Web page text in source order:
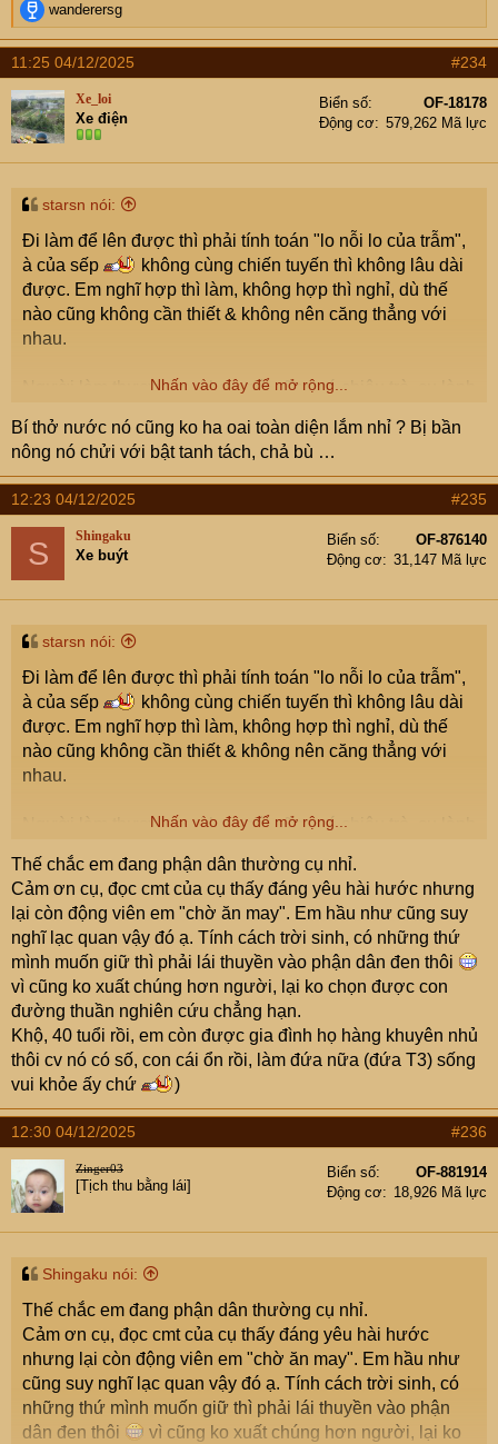
R
e
a
c
t
i
o
n
s
wanderersg
11:25 04/12/2025 #234
Xe_loi
Xe điện
Biển số
OF-18178
Động cơ
579,262 Mã lực
starsn nói:
Đi làm để lên được thì phải tính toán "lo nỗi lo của trẫm",
à của sếp
không cùng chiến tuyến thì không lâu dài
được. Em nghĩ hợp thì làm, không hợp thì nghỉ, dù thế
nào cũng không cần thiết & không nên căng thẳng với
nhau.
Người làm thương mại bao giờ cũng có chiêu trò, cụ lành
cả người lanh lợi lẫn người cần cù, chắc là lúc đó họ vẫn
cần cụ ở vai trò cần cù.
Chúc cụ sớm tìm được nơi để tài năng nở hoa nhé, nhiều
khi cũng phải ăn may nữa. Bạn bè em các tài năng thật
thà đông lắm, giống em
em chưa học khôn xong nên
cũng đợi dịp may dài cổ ý
Mark Zuckerberg, Jeff Bezos gặp Trump cũng ngoan như
vì Trump nào có biết mình là đứa nào
Nhấn vào đây để mở rộng...
Bí thở nước nó cũng ko ha oai toàn diện lắm nhỉ ? Bị bần
nông nó chửi với bật tanh tách, chả bù …
12:23 04/12/2025 #235
S Shingaku
Xe buýt
Biển số
OF-876140
Động cơ
31,147 Mã lực
starsn nói:
Đi làm để lên được thì phải tính toán "lo nỗi lo của trẫm",
à của sếp
không cùng chiến tuyến thì không lâu dài
được. Em nghĩ hợp thì làm, không hợp thì nghỉ, dù thế
nào cũng không cần thiết & không nên căng thẳng với
nhau.
Người làm thương mại bao giờ cũng có chiêu trò, cụ lành
cả người lanh lợi lẫn người cần cù, chắc là lúc đó họ vẫn
cần cụ ở vai trò cần cù.
Chúc cụ sớm tìm được nơi để tài năng nở hoa nhé, nhiều
khi cũng phải ăn may nữa. Bạn bè em các tài năng thật
thà đông lắm, giống em
em chưa học khôn xong nên
cũng đợi dịp may dài cổ ý
Mark Zuckerberg, Jeff Bezos gặp Trump cũng ngoan như
cún đừng nói cỡ thường dân. À thường dân lại không sợ
vì Trump nào có biết mình là đứa nào
Nhấn vào đây để mở rộng...
Thế chắc em đang phận dân thường cụ nhỉ.
Cảm ơn cụ, đọc cmt của cụ thấy đáng yêu hài hước nhưng
lại còn động viên em "chờ ăn may". Em hầu như cũng suy
nghĩ lạc quan vậy đó ạ. Tính cách trời sinh, có những thứ
mình muốn giữ thì phải lái thuyền vào phận dân đen thôi
vì cũng ko xuất chúng hơn người, lại ko chọn được con
đường thuần nghiên cứu chẳng hạn.
Khộ, 40 tuổi rồi, em còn được gia đình họ hàng khuyên nhủ
thôi cv nó có số, con cái ổn rồi, làm đứa nữa (đứa T3) sống
vui khỏe ấy chứ
)
12:30 04/12/2025 #236
Zinger03
[Tịch thu bằng lái]
Biển số
OF-881914
Động cơ
18,926 Mã lực
Shingaku nói:
Thế chắc em đang phận dân thường cụ nhỉ.
Cảm ơn cụ, đọc cmt của cụ thấy đáng yêu hài hước
nhưng lại còn động viên em "chờ ăn may". Em hầu như
cũng suy nghĩ lạc quan vậy đó ạ. Tính cách trời sinh, có
những thứ mình muốn giữ thì phải lái thuyền vào phận
dân đen thôi
vì cũng ko xuất chúng hơn người, lại ko